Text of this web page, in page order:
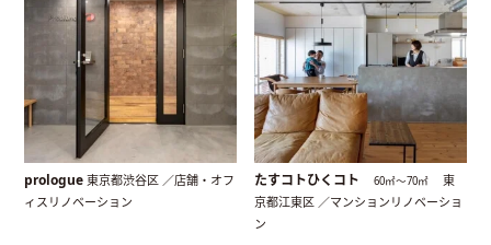
prologue東京都渋谷区 ／店舗・オフ
ィスリノベーション
たすコトひくコト 60㎡〜70㎡
東
京都江東区 ／マンションリノベーショ
ン